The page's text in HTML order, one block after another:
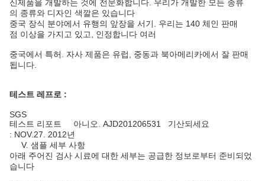
신제품을 개발하는 것에 전문화합니다. 우리가 개발한 모든 종류
의 종류와 디자인 색깔은 있습니다
중국 장식 분야에서 유행의 앞장을 서기. 우리는 140 체인 판매
점 이상을 가지고 있고, 인정합니다 여러
중국에서 특허. 자사 제품은 유럽, 중동과 북아메리카에서 잘 판매
됩니다.
테스트 레프로 :
SGS
테스트 리포트 아니오. AJD201206531 기산되세요
: NOV.27. 2012년
V. 샘플 세부 사항
아래 주어진 검사 시료에 대한 세부는 공급한 정보로부터 준비되었
습니다